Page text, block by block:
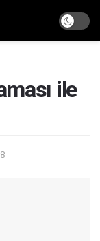
ile